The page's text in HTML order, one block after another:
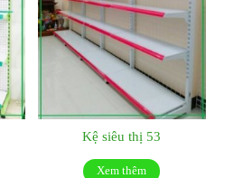
Kệ siêu thị 53
Xem thêm